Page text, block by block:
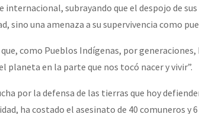
internacional, subrayando que el despojo de
sino una amenaza a su supervivencia como
como Pueblos Indígenas, por
planeta en la parte que nos tocó nacer y vivir”.
por la defensa de las tierras que hoy
ha costado el asesinato de 40 comuneros y